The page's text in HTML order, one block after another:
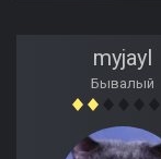
myjayl
Бывалый